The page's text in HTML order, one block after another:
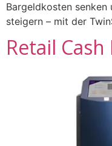
Bargeldkosten
steigern – mit der
Retail